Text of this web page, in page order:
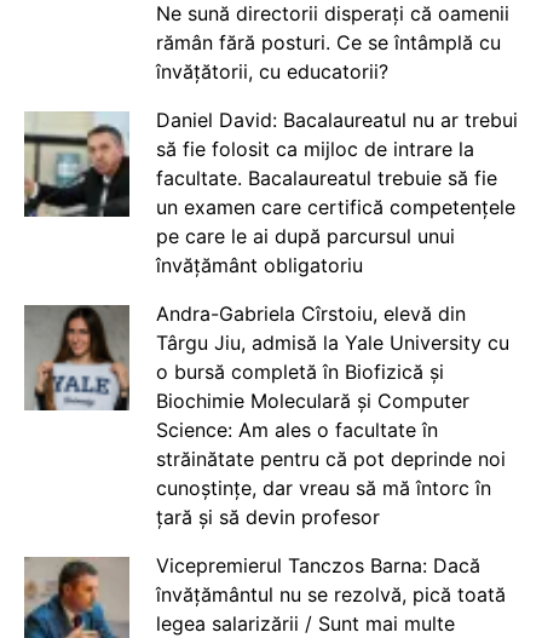
Ne sună directorii disperați că oamenii
rămân fără posturi. Ce se întâmplă cu
învățătorii, cu educatorii?
Daniel David: Bacalaureatul nu ar trebui
să fie folosit ca mijloc de intrare la
facultate. Bacalaureatul trebuie să fie
un examen care certifică competențele
pe care le ai după parcursul unui
învățământ obligatoriu
Andra-Gabriela Cîrstoiu, elevă din
Târgu Jiu, admisă la Yale University cu
o bursă completă în Biofizică și
Biochimie Moleculară și Computer
Science: Am ales o facultate în
străinătate pentru că pot deprinde noi
cunoștințe, dar vreau să mă întorc în
țară și să devin profesor
Vicepremierul Tanczos Barna: Dacă
învățământul nu se rezolvă, pică toată
legea salarizării / Sunt mai multe